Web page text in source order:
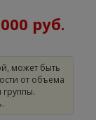
руб.
может быть
от объема